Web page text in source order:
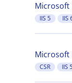
Microsoft
IIS 5 IIS
Microsoft
CSR IIS